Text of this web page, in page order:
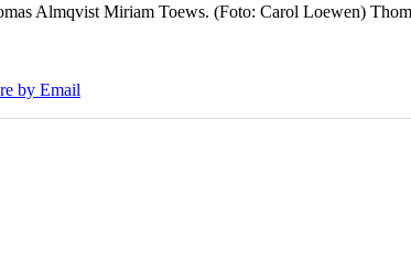
Almqvist Miriam Toews. (Foto: Carol Loewen)
by Email